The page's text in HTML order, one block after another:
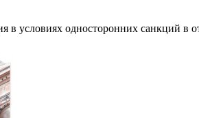
в условиях односторонних санкций в